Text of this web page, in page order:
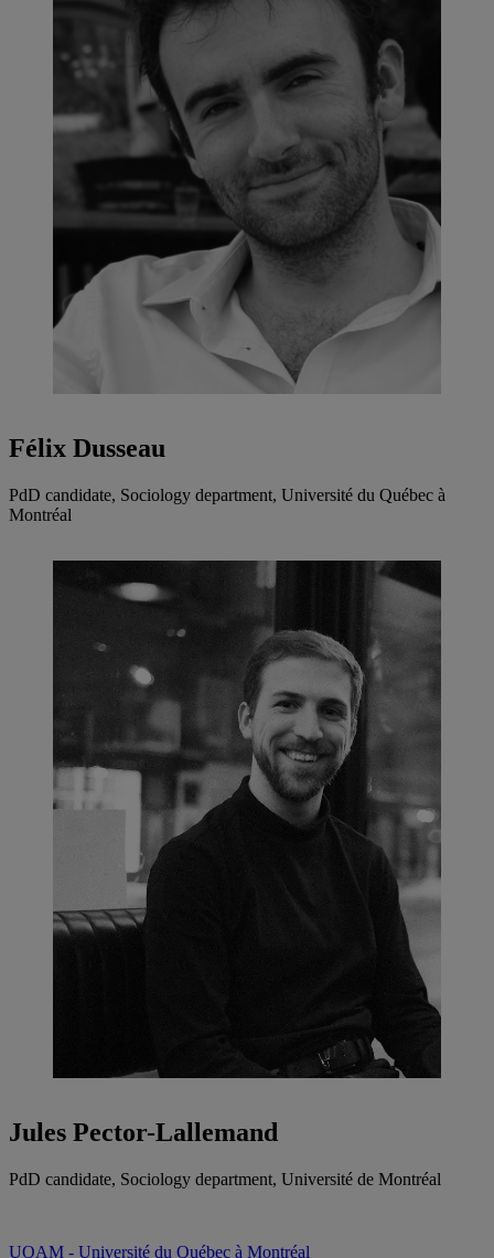
Félix Dusseau
PdD candidate, Sociology department, Université du Québec à
Montréal
Jules Pector-Lallemand
PdD candidate, Sociology department, Université de Montréal
UQAM - Université du Québec à Montréal